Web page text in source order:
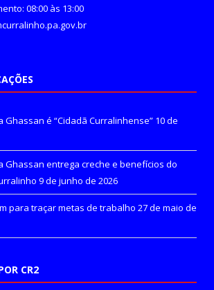
08:00 às 13:00
é “Cidadã Curralinhense” 10 de
Ghassan entrega creche e benefícios do
9 de junho de 2026
para traçar metas de trabalho 27 de maio de
CR2